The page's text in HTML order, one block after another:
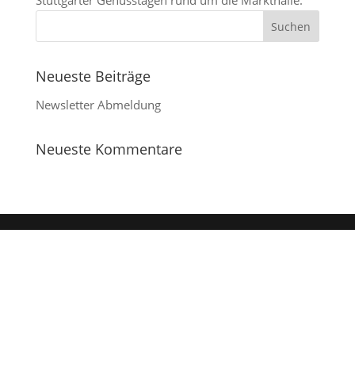
Neueste Beiträge
Newsletter Abmeldung
Neueste Kommentare